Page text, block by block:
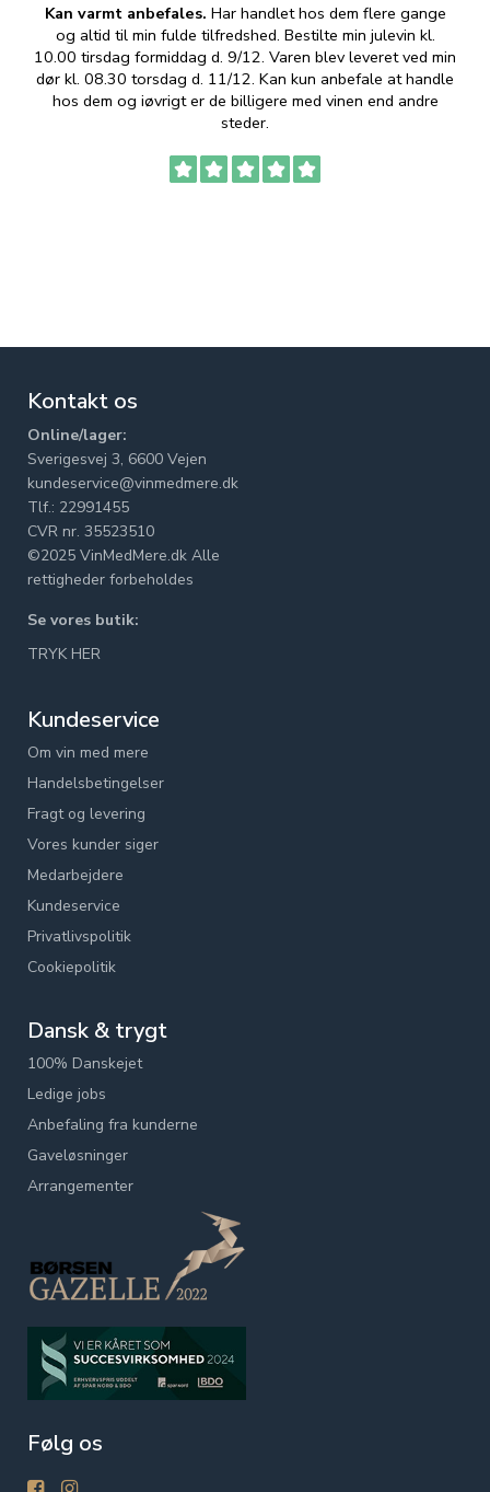
Kan varmt anbefales. Har handlet hos dem flere gange
og altid til min fulde tilfredshed. Bestilte min julevin kl.
10.00 tirsdag formiddag d. 9/12. Varen blev leveret ved min
dør kl. 08.30 torsdag d. 11/12. Kan kun anbefale at handle
hos dem og iøvrigt er de billigere med vinen end andre
steder.
Kontakt os
Online/lager:
Sverigesvej 3, 6600 Vejen
kundeservice@vinmedmere.dk
Tlf.: 22991455
CVR nr. 35523510
©2025 VinMedMere.dk Alle
rettigheder forbeholdes
Se vores butik:
TRYK HER
Kundeservice
Om vin med mere
Handelsbetingelser
Fragt og levering
Vores kunder siger
Medarbejdere
Kundeservice
Privatlivspolitik
Cookiepolitik
Dansk & trygt
100% Danskejet
Ledige jobs
Anbefaling fra kunderne
Gaveløsninger
Arrangementer
Følg os